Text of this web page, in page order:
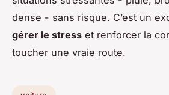
dense - sans risque. C’est un
gérer le stress et renforcer la
toucher une vraie route.